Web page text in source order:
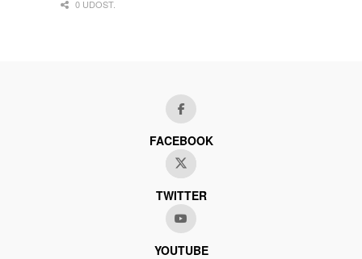
0 UDOST.
FACEBOOK
TWITTER
YOUTUBE